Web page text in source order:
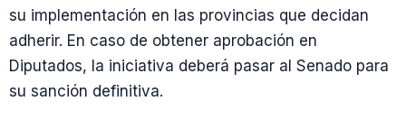
su implementación en las provincias que decidan
adherir. En caso de obtener aprobación en
Diputados, la iniciativa deberá pasar al Senado para
su sanción definitiva.